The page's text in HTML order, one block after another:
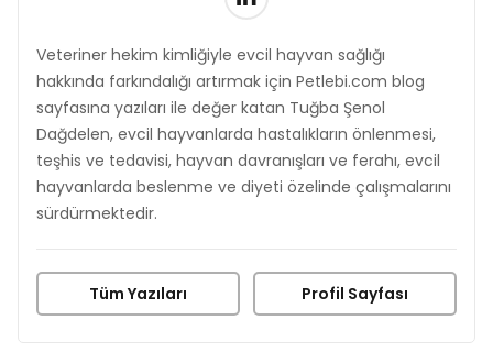
Veteriner hekim kimliğiyle evcil hayvan sağlığı
hakkında farkındalığı artırmak için Petlebi.com blog
sayfasına yazıları ile değer katan Tuğba Şenol
Dağdelen, evcil hayvanlarda hastalıkların önlenmesi,
teşhis ve tedavisi, hayvan davranışları ve ferahı, evcil
hayvanlarda beslenme ve diyeti özelinde çalışmalarını
sürdürmektedir.
Tüm Yazıları Profil Sayfası